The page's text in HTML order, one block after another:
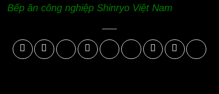
Bếp ăn công nghiệp Shinryo Việt Nam